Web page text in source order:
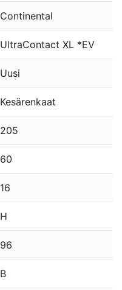
Continental
UltraContact XL *EV
Uusi
Kesärenkaat
205
60
16
H
96
B